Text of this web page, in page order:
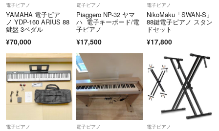
電子ピアノ
YAMAHA 電子ピア
ノ YDP-160 ARIUS 88
鍵盤 3ペダル
¥70,000
電子ピアノ
Piaggero NP-32 ヤマ
ハ 電子キーボード/電
子ピアノ
¥17,500
電子ピアノ
NikoMaku「SWAN-S」
88鍵電子ピアノ スタン
ドセット
¥17,800
電子ピアノ 電子ピアノ 電子ピアノ